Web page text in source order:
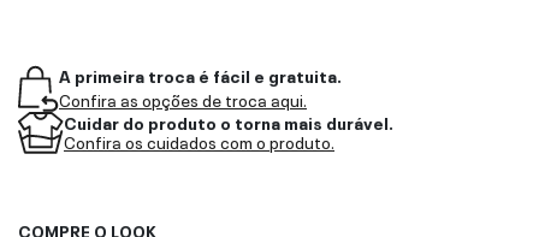
A primeira troca é fácil e gratuita.
Confira as opções de troca aqui.
Cuidar do produto o torna mais durável.
Confira os cuidados com o produto.
COMPRE O LOOK